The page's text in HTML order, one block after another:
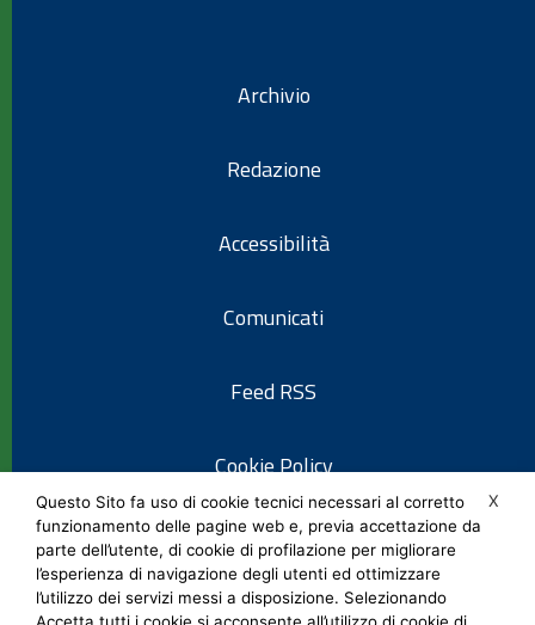
Archivio
Redazione
Accessibilità
Comunicati
Feed RSS
Cookie Policy
Informativa privacy
Note legali
X
Questo Sito fa uso di cookie tecnici necessari al corretto
funzionamento delle pagine web e, previa accettazione da
parte dell’utente, di cookie di profilazione per migliorare
l’esperienza di navigazione degli utenti ed ottimizzare
l’utilizzo dei servizi messi a disposizione. Selezionando
Accetta tutti i cookie si acconsente all’utilizzo di cookie di